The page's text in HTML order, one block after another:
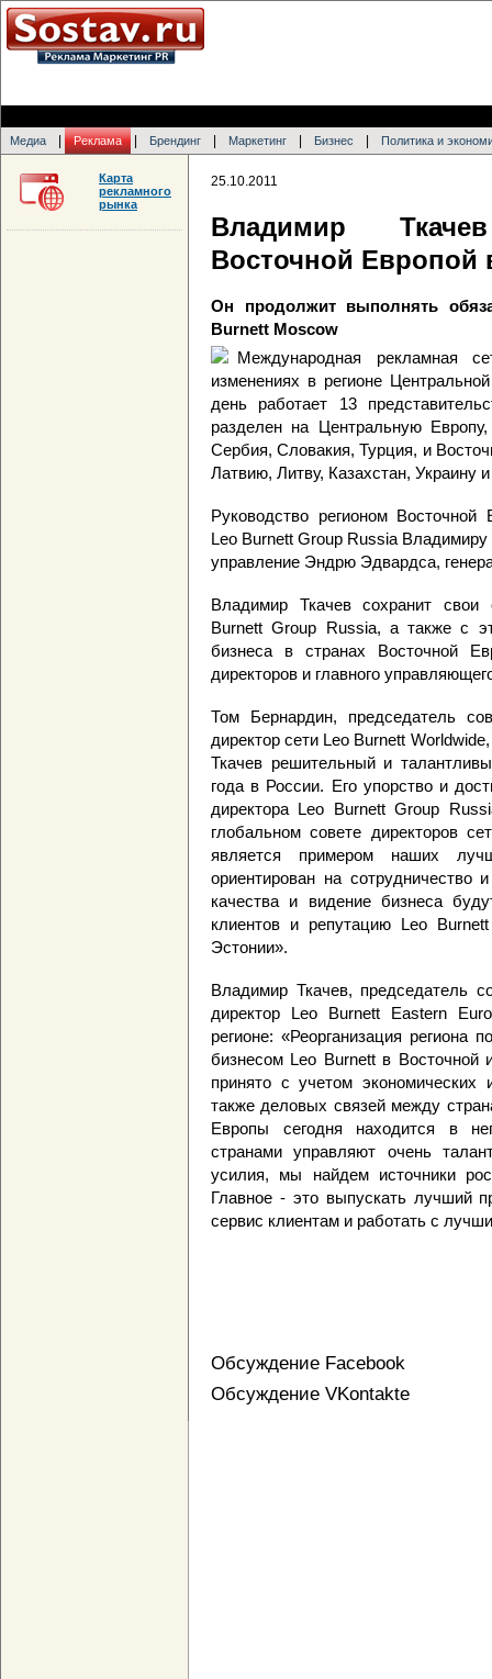
Медиа Реклама Брендинг Маркетинг Бизнес Политика и
25.10.2011
Владимир
Восточной Европой
Он продолжит выполнять
Burnett Moscow
Международная рекламная
изменениях в регионе
день работает 13
разделен на Центральную
Сербия, Словакия, Турция, и
Латвию, Литву, Казахстан, Украину
Руководство регионом Восточной
Leo Burnett Group Russia
управление Эндрю Эдвардса,
Владимир Ткачев сохранит свои
Burnett Group Russia, а также с
бизнеса в странах Восточной
директоров и главного
Том Бернардин, председатель
директор сети Leo Burnett
Ткачев решительный и
года в России. Его упорство и
директора Leo Burnett Group
глобальном совете директоров
является примером наших
ориентирован на сотрудничество
качества и видение бизнеса
клиентов и репутацию Leo
Эстонии».
Владимир Ткачев, председатель
директор Leo Burnett Eastern
регионе: «Реорганизация региона
бизнесом Leo Burnett в Восточной
принято с учетом экономических
также деловых связей между
Европы сегодня находится в
странами управляют очень
усилия, мы найдем источники
Главное - это выпускать лучший
сервис клиентам и работать с
Обсуждение Facebook
Обсуждение VKontakte
Карта
рекламного
рынка